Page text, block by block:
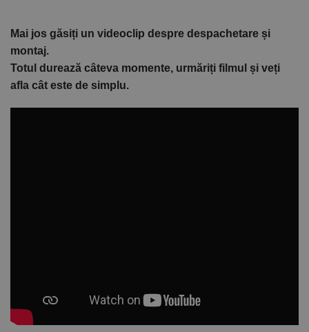
Mai jos găsiți un videoclip despre despachetare și
montaj.
Totul durează câteva momente, urmăriți filmul și veți
afla cât este de simplu.